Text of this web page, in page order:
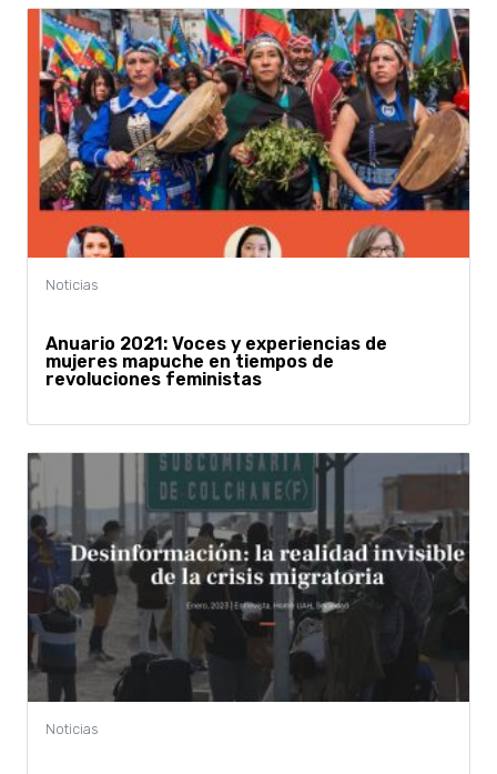
Anuario 2021: Voces y experiencias de
mujeres mapuche en tiempos de
revoluciones feministas